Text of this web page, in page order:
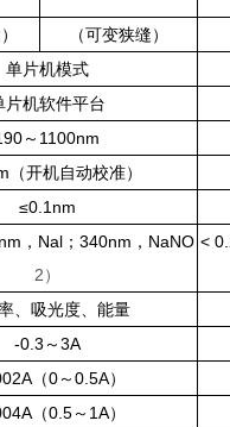
（可变狭缝）
单片机模式
片机软件平台
～1100nm
（开机自动校准）
≤0.1nm
，Nal；340nm，NaNO
2）
<
、吸光度、能量
-0.3～3A
（0～0.5A）
（0.5～1A）